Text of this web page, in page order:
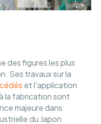
des figures les plus
Ses travaux sur la
et l'application
la fabrication sont
majeure dans
du Japon